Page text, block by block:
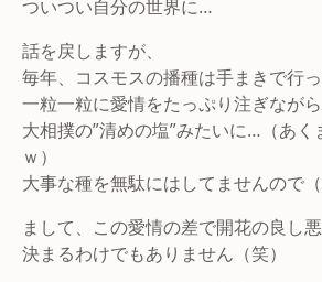
ついつい自分の世界に…
話を戻しますが、
毎年、コスモスの播種は手まきで行っ
一粒一粒に愛情をたっぷり注ぎながら
大相撲の”清めの塩”みたいに…（あく
ｗ）
大事な種を無駄にはしてませんので（
まして、この愛情の差で開花の良し
決まるわけでもありません（笑）